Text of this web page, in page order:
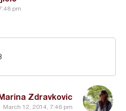
pm
Zdravkovic
March 12, 2014, 7:46 pm